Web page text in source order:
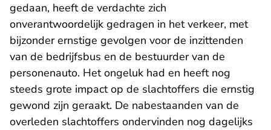
gedaan, heeft de verdachte zich
onverantwoordelijk gedragen in het verkeer, met
bijzonder ernstige gevolgen voor de inzittenden
van de bedrijfsbus en de bestuurder van de
personenauto. Het ongeluk had en heeft nog
steeds grote impact op de slachtoffers die ernstig
gewond zijn geraakt. De nabestaanden van de
overleden slachtoffers ondervinden nog dagelijks